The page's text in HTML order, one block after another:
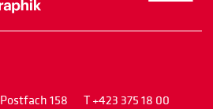
Postfach 158
T +423 375 18 00